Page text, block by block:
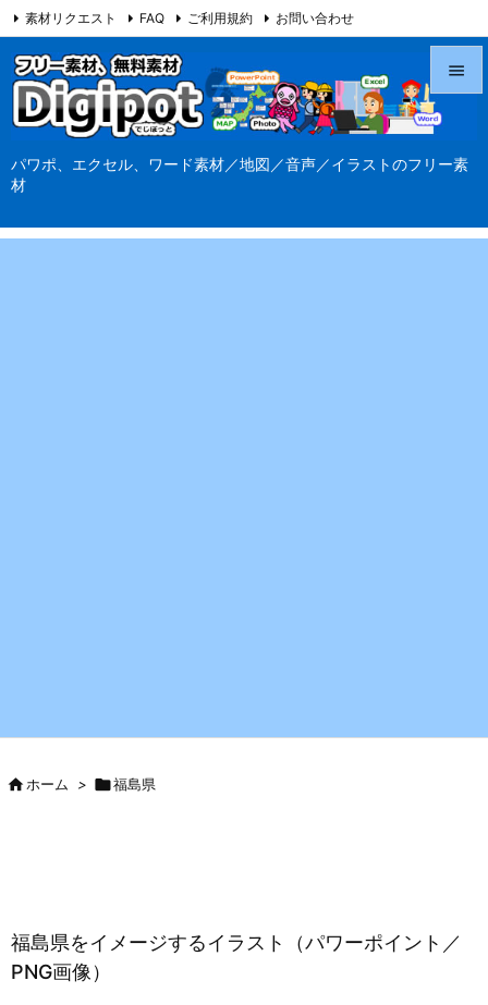
パワポ、エクセル、ワード素材／地図／音声／イラストのフリー素
材



素材リクエスト FAQ ご利用規約 お問い合わせ
当サイト（Digipot.net）について
ホーム > 福島県
福島県をイメージするイラスト（パワーポイント／
PNG画像）